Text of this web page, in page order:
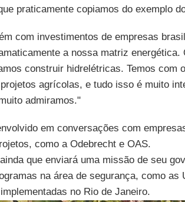
praticamente copiamos do exemplo
com investimentos de empresas
a nossa matriz energética.
construir hidrelétricas. Temos com
agrícolas, e tudo isso é muito
admiramos."
em conversações com
como a Odebrecht e OAS.
que enviará uma missão de seu
na área de segurança, como as
no Rio de Janeiro.